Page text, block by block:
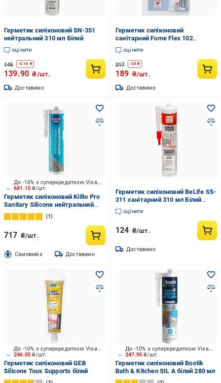
Герметик силіконовий SN-351
нейтральний 310 мл Білий
оцінити
145 -5.10 ₴
139.90 ₴/шт.
Доставимо
Герметик силіконовий
санітарний Fome Flex 102
Silicone 60 мл Білий (01-4-1-153)
оцінити
217 -28 ₴
189 ₴/шт.
Доставимо
681.15₴/шт.
До -10% з суперкредиткою Visa Вигода
Герметик силіконовий Kiilto Pro
Sanitary Silicone нейтральний
№11 природньо-білий 310 мл
1
717 ₴/шт.
Cамовивіз Доставимо
Герметик силіконовий BeLife SS-
311 санітарний 310 мл Білий
(31642866)
оцінити
124 ₴/шт.
Доставимо
246.05₴/шт.
До -10% з суперкредиткою Visa Вигода
Герметик силіконовий GEB
Silicone Tous Supports білий
247.95₴/шт.
До -10% з суперкредиткою Visa Вигода
Герметик силіконовий Bostik
Bath & Kitchen SIL А білий 280 мл